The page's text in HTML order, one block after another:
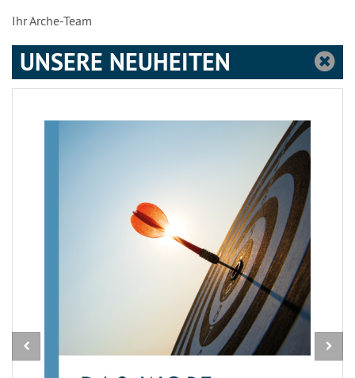
Ihr Arche-Team
UNSERE NEUHEITEN